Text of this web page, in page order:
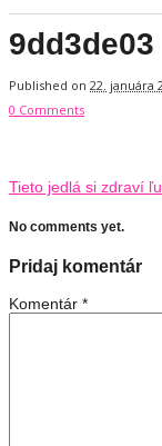
9dd3de03
Published on 22. januára
0 Comments
Tieto jedlá si zdraví
No comments yet.
Pridaj komentár
Komentár *